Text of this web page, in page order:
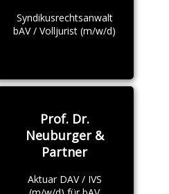
Syndikusrechtsanwalt
bAV / Volljurist (m/w/d)
Prof. Dr.
Neuburger &
Partner
Aktuar DAV / IVS